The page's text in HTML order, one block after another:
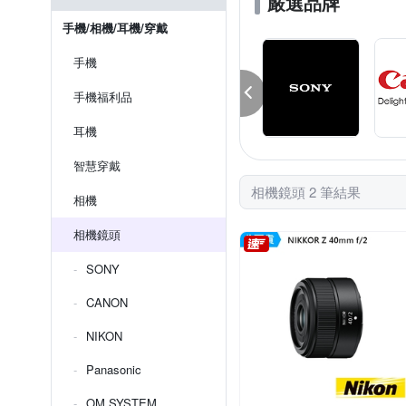
手機/相機/耳機/穿戴
手機
手機福利品
耳機
智慧穿戴
相機
相機鏡頭
SONY
CANON
NIKON
Panasonic
相機鏡頭 2 筆結果